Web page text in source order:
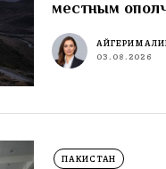
местным
АЙГЕРИМ
03.08.2026
ПАКИСТАН